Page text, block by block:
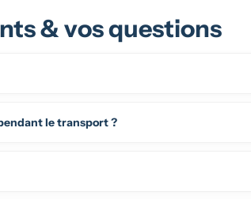
& vos questions
le transport ?